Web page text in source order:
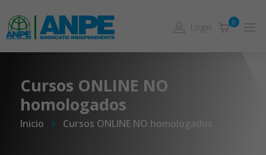
0
Login
Cursos ONLINE NO
homologados
Inicio Cursos ONLINE NO homologados